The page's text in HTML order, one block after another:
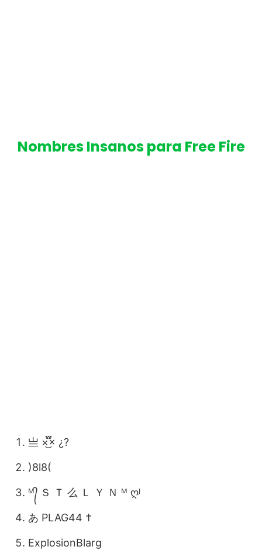
Nombres Insanos para Free Fire
亗 ×፝֟͜× ¿?
)8l8(
ᴹ᭄ Ｓ Ｔ 么 Ｌ Ｙ Ｎ ᴹ ღᴶ
あ PLAG44 †
ExplosionBlarg